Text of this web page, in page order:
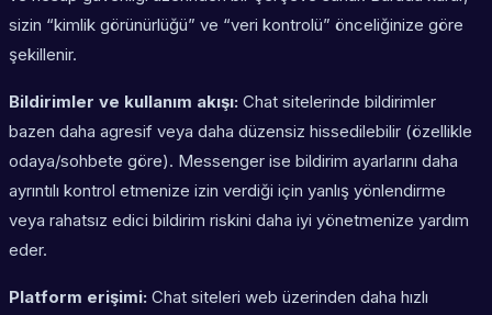
sizin “kimlik görünürlüğü” ve “veri kontrolü” önceliğinize göre
şekillenir.
Bildirimler ve kullanım akışı: Chat sitelerinde bildirimler
bazen daha agresif veya daha düzensiz hissedilebilir (özellikle
odaya/sohbete göre). Messenger ise bildirim ayarlarını daha
ayrıntılı kontrol etmenize izin verdiği için yanlış yönlendirme
veya rahatsız edici bildirim riskini daha iyi yönetmenize yardım
eder.
Platform erişimi: Chat siteleri web üzerinden daha hızlı